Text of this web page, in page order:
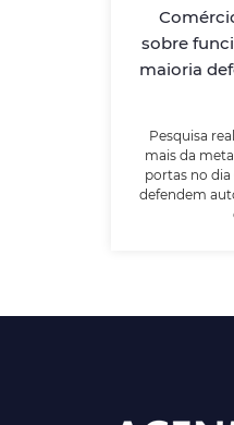
sobre
maioria
Pesquisa
mais da
portas no
defendem
Pesquisa
junho,